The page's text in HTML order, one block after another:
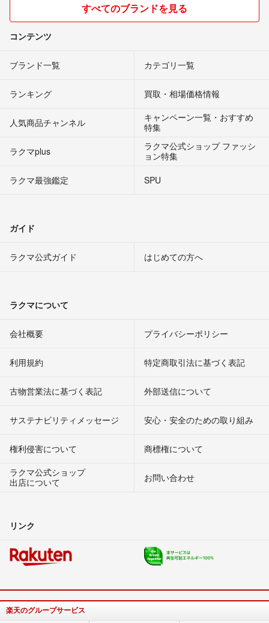
すべてのブランドを見る
コンテンツ
ブランド一覧 カテゴリ一覧
ランキング 買取・相場価格情報
人気商品チャンネル
キャンペーン一覧・おすすめ
特集
ラクマplus
ラクマ公式ショップ ファッシ
ョン特集
ラクマ最強鑑定
SPU
ガイド
ラクマ公式ガイド はじめての方へ
ラクマについて
会社概要 プライバシーポリシー
利用規約 特定商取引法に基づく表記
古物営業法に基づく表記 外部送信について
サステナビリティメッセージ 安心・安全のための取り組み
権利侵害について
商標権について
ラクマ公式ショップ
出店について
お問い合わせ
リンク
楽天のグループサービス